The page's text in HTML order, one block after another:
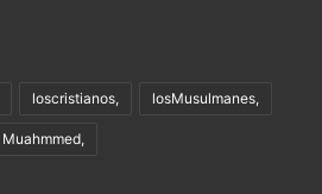
loscristianos, losMusulmanes,
Muahmmed,